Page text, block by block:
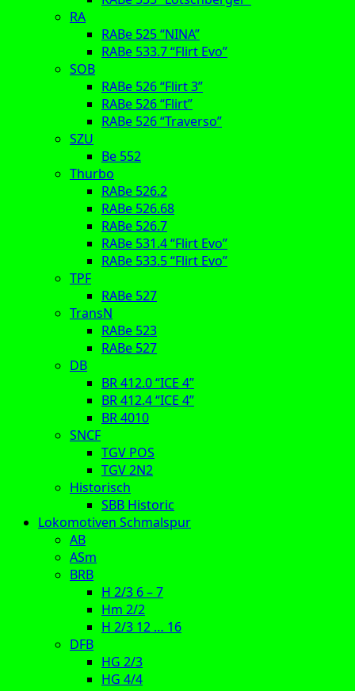
RA
RABe 525 “NINA”
RABe 533.7 “Flirt Evo”
SOB
RABe 526 “Flirt 3”
RABe 526 “Flirt”
RABe 526 “Traverso”
SZU
Be 552
Thurbo
RABe 526.2
RABe 526.68
RABe 526.7
RABe 531.4 “Flirt Evo”
RABe 533.5 “Flirt Evo”
TPF
RABe 527
TransN
RABe 523
RABe 527
DB
BR 412.0 “ICE 4”
BR 412.4 “ICE 4”
BR 4010
SNCF
TGV POS
TGV 2N2
Historisch
SBB Historic
Lokomotiven Schmalspur
AB
ASm
BRB
H 2/3 6 – 7
Hm 2/2
H 2/3 12 … 16
DFB
HG 2/3
HG 4/4